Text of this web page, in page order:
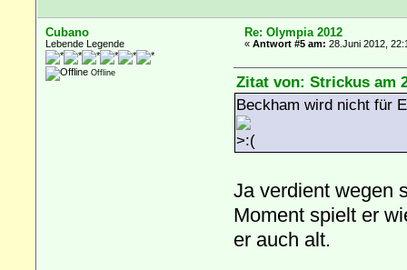
Cubano
Lebende Legende
Offline
Re: Olympia 2012
«Antwort #5 am: 28.Juni 2012,
Zitat von: Strickus am
Beckham wird nicht für
Ja verdient wegen
Moment spielt er
er auch alt.